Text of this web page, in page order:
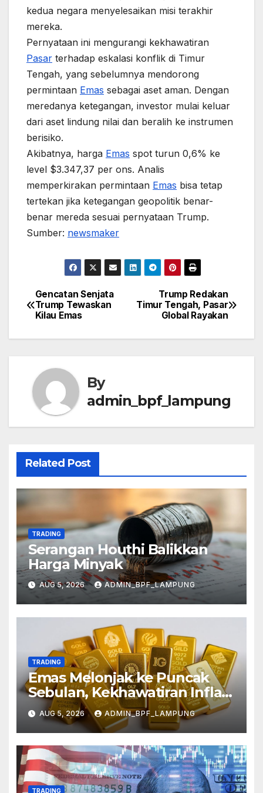
kedua negara menyelesaikan misi terakhir
mereka.
Pernyataan ini mengurangi kekhawatiran
Pasar terhadap eskalasi konflik di Timur
Tengah, yang sebelumnya mendorong
permintaan Emas sebagai aset aman. Dengan
meredanya ketegangan, investor mulai keluar
dari aset lindung nilai dan beralih ke instrumen
berisiko.
Akibatnya, harga Emas spot turun 0,6% ke
level $3.347,37 per ons. Analis
memperkirakan permintaan Emas bisa tetap
tertekan jika ketegangan geopolitik benar-
benar mereda sesuai pernyataan Trump.
Sumber: newsmaker
Post
navigation
Trump Redakan
Timur Tengah, Pasar
Global Rayakan
Gencatan Senjata
Trump Tewaskan
Kilau Emas
By
admin_bpf_lampung
Related Post
TRADING
Serangan Houthi Balikkan
Harga Minyak
AUG 5, 2026 ADMIN_BPF_LAMPUNG
TRADING
Emas Melonjak ke Puncak
Sebulan, Kekhawatiran Inflasi
Mereda
AUG 5, 2026 ADMIN_BPF_LAMPUNG
TRADING